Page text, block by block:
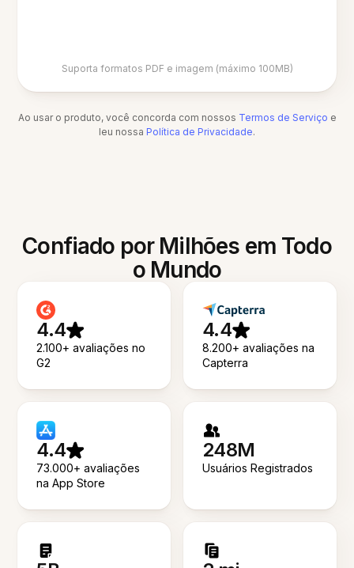
Suporta formatos PDF e imagem (máximo 100MB)
Ao usar o produto, você concorda com nossos Termos de Serviço e
leu nossa Política de Privacidade.
Confiado por Milhões em Todo
o Mundo
4.4
2.100+ avaliações no
G2
4.4
8.200+ avaliações na
Capterra
4.4
73.000+ avaliações
na App Store
248M
Usuários Registrados